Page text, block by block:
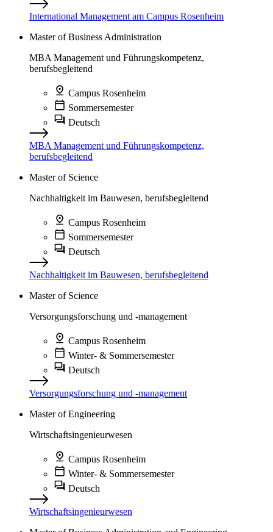
International Management am Campus Rosenheim
Master of Business Administration
MBA Management und Führungskompetenz,
berufsbegleitend
Campus Rosenheim
Sommersemester
Deutsch
MBA Management und Führungskompetenz,
berufsbegleitend
Master of Science
Nachhaltigkeit im Bauwesen, berufsbegleitend
Campus Rosenheim
Sommersemester
Deutsch
Nachhaltigkeit im Bauwesen, berufsbegleitend
Master of Science
Versorgungsforschung und -management
Campus Rosenheim
Winter- & Sommersemester
Deutsch
Versorgungsforschung und -management
Master of Engineering
Wirtschaftsingenieurwesen
Campus Rosenheim
Winter- & Sommersemester
Deutsch
Wirtschaftsingenieurwesen